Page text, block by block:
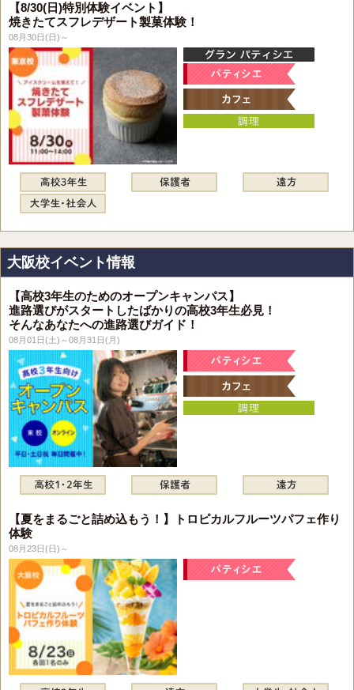
【8/30(日)特別体験イベント】
焼きたてスフレデザート製菓体験！
08月30日(日)～
大阪校イベント情報
【高校3年生のためのオープンキャンパス】
進路選びがスタートしたばかりの高校3年生必見！
そんなあなたへの進路選びガイド！
08月01日(土)～08月31日(月)
【夏をまるごと詰め込もう！】トロピカルフルーツパフェ作り
体験
08月23日(日)～